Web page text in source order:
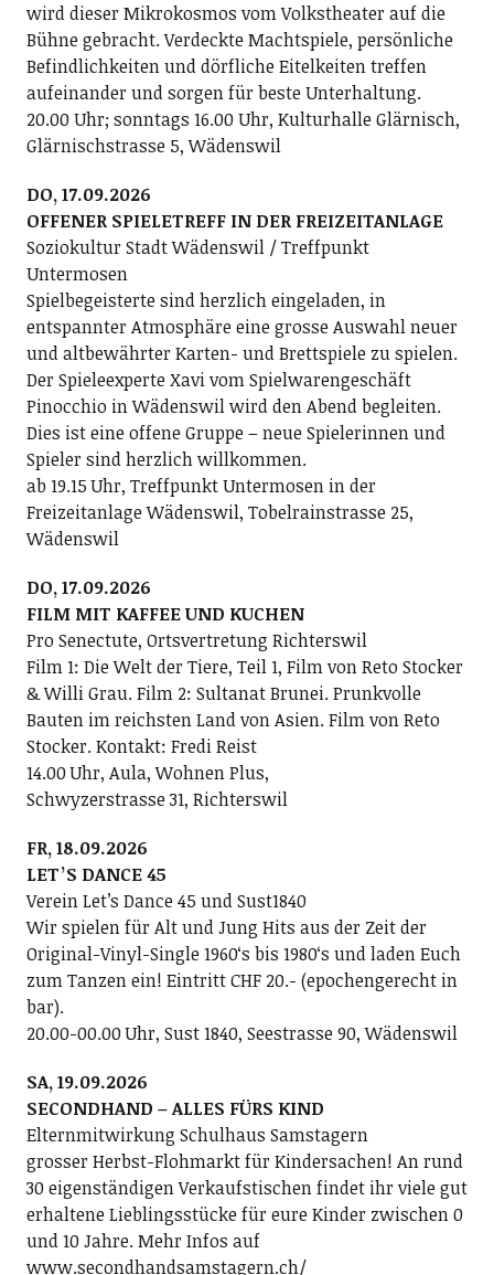
wird dieser Mikrokosmos vom Volkstheater auf die
Bühne gebracht. Verdeckte Machtspiele, persönliche
Befindlichkeiten und dörfliche Eitelkeiten treffen
aufeinander und sorgen für beste Unterhaltung.
20.00 Uhr; sonntags 16.00 Uhr, Kulturhalle Glärnisch,
Glärnischstrasse 5, Wädenswil
DO, 17.09.2026
OFFENER SPIELETREFF IN DER FREIZEITANLAGE
Soziokultur Stadt Wädenswil / Treffpunkt
Untermosen
Spielbegeisterte sind herzlich eingeladen, in
entspannter Atmosphäre eine grosse Auswahl neuer
und altbewährter Karten- und Brettspiele zu spielen.
Der Spieleexperte Xavi vom Spielwarengeschäft
Pinocchio in Wädenswil wird den Abend begleiten.
Dies ist eine offene Gruppe – neue Spielerinnen und
Spieler sind herzlich willkommen.
ab 19.15 Uhr, Treffpunkt Untermosen in der
Freizeitanlage Wädenswil, Tobelrainstrasse 25,
Wädenswil
DO, 17.09.2026
FILM MIT KAFFEE UND KUCHEN
Pro Senectute, Ortsvertretung Richterswil
Film 1: Die Welt der Tiere, Teil 1, Film von Reto Stocker
& Willi Grau. Film 2: Sultanat Brunei. Prunkvolle
Bauten im reichsten Land von Asien. Film von Reto
Stocker. Kontakt: Fredi Reist
14.00 Uhr, Aula, Wohnen Plus,
Schwyzerstrasse 31, Richterswil
FR, 18.09.2026
LETʼS DANCE 45
Verein Letʼs Dance 45 und Sust1840
Wir spielen für Alt und Jung Hits aus der Zeit der
Original-Vinyl-Single 1960ʻs bis 1980ʻs und laden Euch
zum Tanzen ein! Eintritt CHF 20.- (epochengerecht in
bar).
20.00-00.00 Uhr, Sust 1840, Seestrasse 90, Wädenswil
SA, 19.09.2026
SECONDHAND – ALLES FÜRS KIND
Elternmitwirkung Schulhaus Samstagern
grosser Herbst-Flohmarkt für Kindersachen! An rund
30 eigenständigen Verkaufstischen findet ihr viele gut
erhaltene Lieblingsstücke für eure Kinder zwischen 0
und 10 Jahre. Mehr Infos auf
www.secondhandsamstagern.ch/